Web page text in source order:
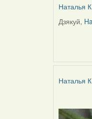
Наталья К
In
Harrier
Дзякуй,
Наталья К